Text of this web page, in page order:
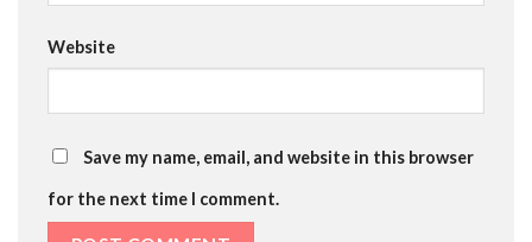
Website
Save my name, email, and website in this browser
for the next time I comment.